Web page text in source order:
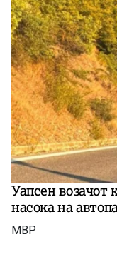
Уапсен возачот
насока на
МВР